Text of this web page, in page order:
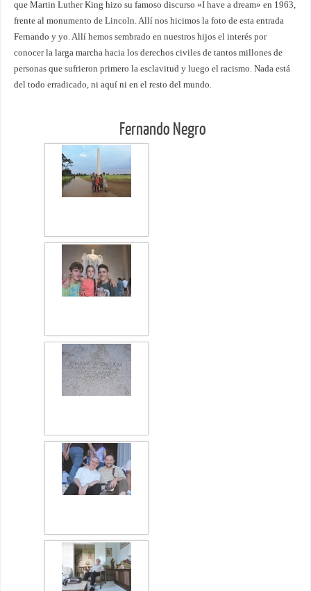
que Martin Luther King hizo su famoso discurso «I have a dream» en 1963,
frente al monumento de Lincoln. Allí nos hicimos la foto de esta entrada
Fernando y yo. Allí hemos sembrado en nuestros hijos el interés por
conocer la larga marcha hacia los derechos civiles de tantos millones de
personas que sufrieron primero la esclavitud y luego el racismo. Nada está
del todo erradicado, ni aquí ni en el resto del mundo.
Fernando Negro